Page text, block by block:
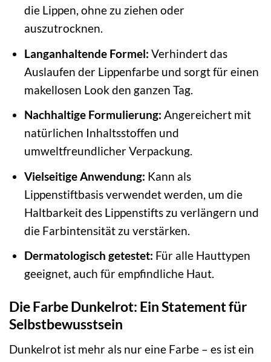
die Lippen, ohne zu ziehen oder
auszutrocknen.
Langanhaltende Formel: Verhindert das
Auslaufen der Lippenfarbe und sorgt für einen
makellosen Look den ganzen Tag.
Nachhaltige Formulierung: Angereichert mit
natürlichen Inhaltsstoffen und
umweltfreundlicher Verpackung.
Vielseitige Anwendung: Kann als
Lippenstiftbasis verwendet werden, um die
Haltbarkeit des Lippenstifts zu verlängern und
die Farbintensität zu verstärken.
Dermatologisch getestet: Für alle Hauttypen
geeignet, auch für empfindliche Haut.
Die Farbe Dunkelrot: Ein Statement für
Selbstbewusstsein
Dunkelrot ist mehr als nur eine Farbe – es ist ein